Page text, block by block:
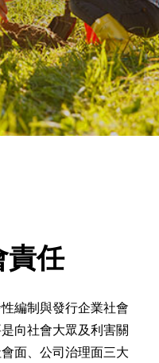
責任
編制與發行企業社會
向社會大眾及利害關
面、公司治理面三大